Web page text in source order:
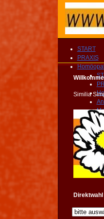
START
PRAXIS
Similia
Direktwahl